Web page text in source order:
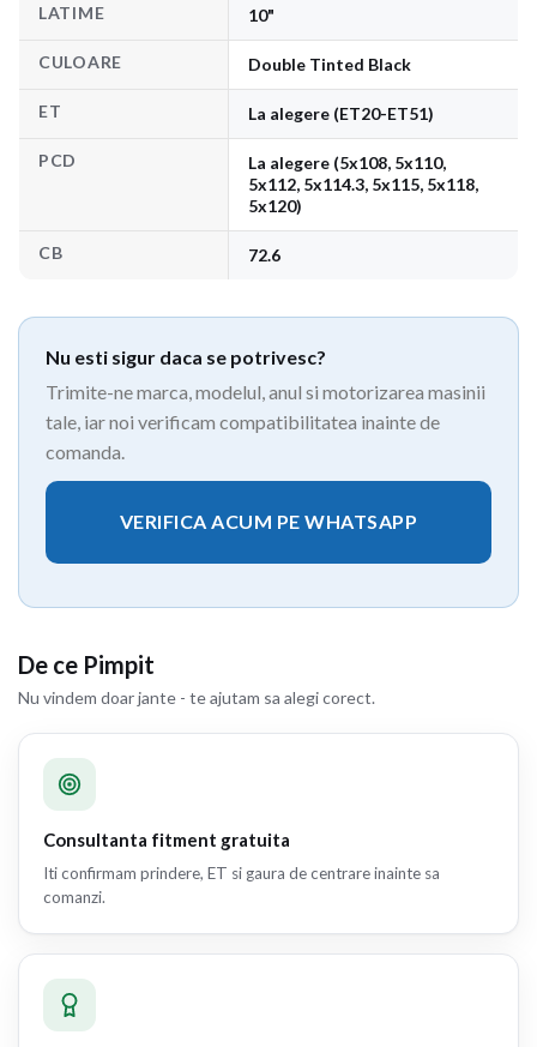
LATIME 10"
CULOARE Double Tinted Black
ET La alegere (ET20-ET51)
PCD
La alegere (5x108, 5x110,
5x112, 5x114.3, 5x115, 5x118,
5x120)
CB 72.6
Nu esti sigur daca se potrivesc?
Trimite-ne marca, modelul, anul si motorizarea masinii
tale, iar noi verificam compatibilitatea inainte de
comanda.
VERIFICA ACUM PE WHATSAPP
De ce Pimpit
Nu vindem doar jante - te ajutam sa alegi corect.
Consultanta fitment gratuita
Iti confirmam prindere, ET si gaura de centrare inainte sa
comanzi.